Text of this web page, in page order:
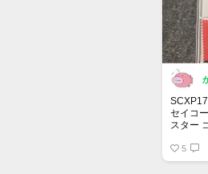
セイコ
スター
すが他
です
5